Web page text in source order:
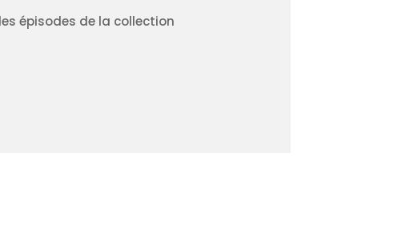
épisodes de la collection